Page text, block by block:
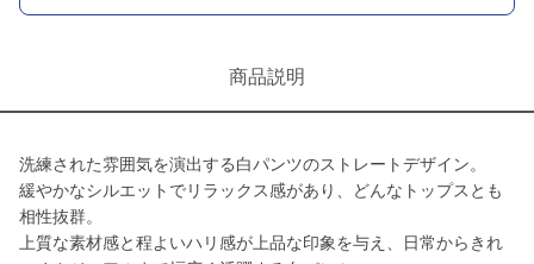
商品説明
洗練された雰囲気を演出する白パンツのストレートデザイン。
緩やかなシルエットでリラックス感があり、どんなトップスとも
相性抜群。
上質な素材感と程よいハリ感が上品な印象を与え、日常からきれ